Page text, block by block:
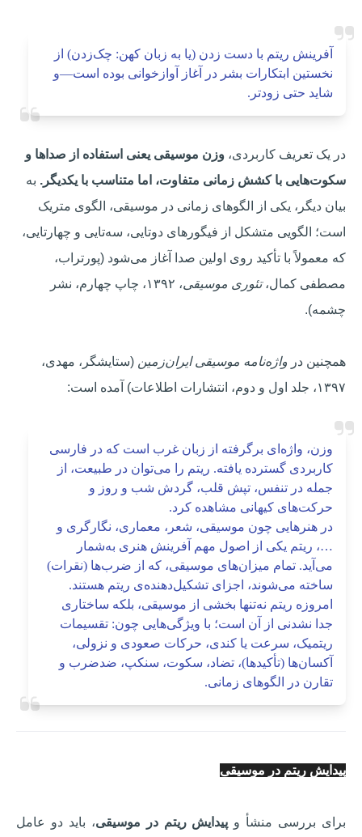
آفرینش ریتم با دست زدن (یا به زبان کهن: چک‌زدن) از
نخستین ابتکارات بشر در آغاز آوازخوانی بوده است—و
شاید حتی زودتر.
در یک تعریف کاربردی، وزن موسیقی یعنی استفاده از صداها و
سکوت‌هایی با کشش زمانی متفاوت، اما متناسب با یکدیگر. به
بیان دیگر، یکی از الگوهای زمانی در موسیقی، الگوی متریک
است؛ الگویی متشکل از فیگورهای دو‌تایی، سه‌تایی و چهارتایی،
که معمولاً با تأکید روی اولین صدا آغاز می‌شود (پورتراب،
مصطفی کمال،تئوری موسیقی
، ۱۳۹۲، چاپ چهارم، نشر
چشمه).
همچنین در واژه‌نامه موسیقی ایران‌زمین (ستایشگر، مهدی،
۱۳۹۷، جلد اول و دوم، انتشارات اطلاعات) آمده است:
وزن، واژه‌ای برگرفته از زبان غرب است که در فارسی
کاربردی گسترده یافته. ریتم را می‌توان در طبیعت، از
جمله در تنفس، تپش قلب، گردش شب و روز و
حرکت‌های کیهانی مشاهده کرد.
در هنرهایی چون موسیقی، شعر، معماری، نگارگری و
…، ریتم یکی از اصول مهم آفرینش هنری به‌شمار
می‌آید. تمام میزان‌های موسیقی، که از ضرب‌ها (نقرات)
ساخته می‌شوند، اجزای تشکیل‌دهنده‌ی ریتم هستند.
امروزه ریتم نه‌تنها بخشی از موسیقی، بلکه ساختاری
جدا نشدنی از آن است؛ با ویژگی‌هایی چون: تقسیمات
ریتمیک، سرعت یا کندی، حرکات صعودی و نزولی،
آکسان‌ها (تأکیدها)، تضاد، سکوت، سنکپ، ضد‌ضرب و
تقارن در الگوهای زمانی.
پیدایش ریتم در موسیقی
برای بررسی منشأ و پیدایش ریتم در موسیقی، باید دو عامل